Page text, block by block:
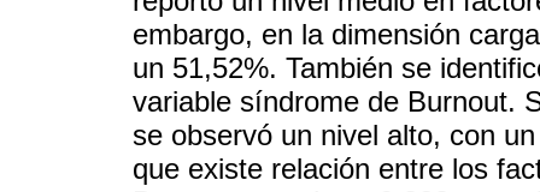
embargo, en la dimensión
un 51,52%. También se
variable síndrome de Burnout.
se observó un nivel alto, con
que existe relación entre los